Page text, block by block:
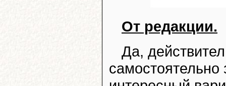
От редакции.
Да,
самостоятельно